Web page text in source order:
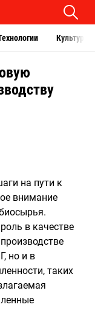
Культура
на пути к
внимание
в качестве
но и в
таких